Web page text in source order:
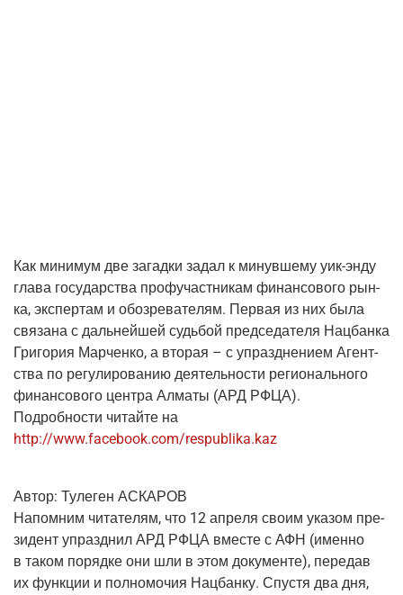
Как мини­мум две загад­ки задал к минув­ше­му уик-энду
гла­ва госу­дар­ства про­фу­част­ни­кам финан­со­во­го рын­
ка, экс­пер­там и обо­зре­ва­те­лям. Пер­вая из них была
свя­за­на с даль­ней­шей судь­бой пред­се­да­те­ля Нац­бан­ка
Гри­го­рия Мар­чен­ко, а вто­рая – с уп­разднением Агент­
ства по регу­ли­ро­ва­нию дея­тель­но­сти реги­о­наль­но­го
финан­со­во­го цен­тра Алма­ты (АРД РФЦА).
Подроб­но­сти читай­те на
http://www.facebook.com/respublika.kaz
Автор: Туле­ген АСКАРОВ
Напом­ним чита­те­лям, что 12 апре­ля сво­им ука­зом пре­
зи­дент упразд­нил АРД РФЦА вме­сте с АФН (имен­но
в таком поряд­ке они шли в этом доку­мен­те), пере­дав
их функ­ции и пол­но­мо­чия Нац­бан­ку. Спу­стя два дня,